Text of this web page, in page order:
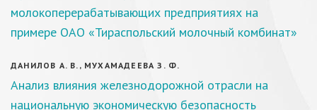
молокоперерабатывающих предприятиях на
примере ОАО «Тираспольский молочный комбинат»
ДАНИЛОВ А. В., МУХАМАДЕЕВА З. Ф.
Анализ влияния железнодорожной отрасли на
национальную экономическую безопасность